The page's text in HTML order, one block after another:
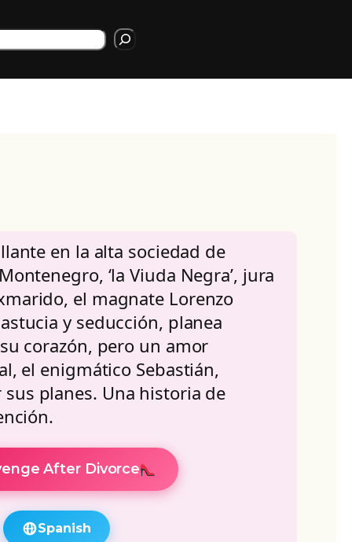
en la alta sociedad de
‘la Viuda Negra’, jura
el magnate Lorenzo
y seducción, planea
corazón, pero un amor
el enigmático Sebastián,
planes. Una historia de
After Divorce
Spanish